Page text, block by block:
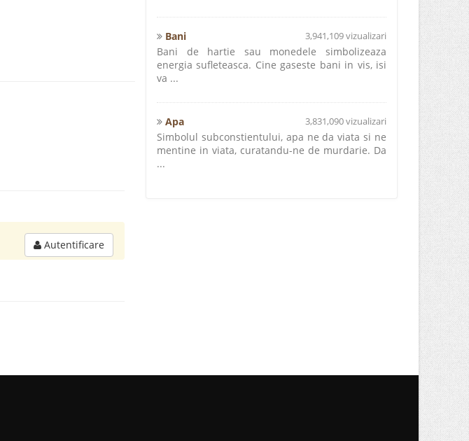
Autentificare
Bani 3,941,109 vizualizari
Bani de hartie sau monedele simbolizeaza
energia sufleteasca. Cine gaseste bani in vis, isi
va ...
Apa 3,831,090 vizualizari
Simbolul subconstientului, apa ne da viata si ne
mentine in viata, curatandu-ne de murdarie. Da
...